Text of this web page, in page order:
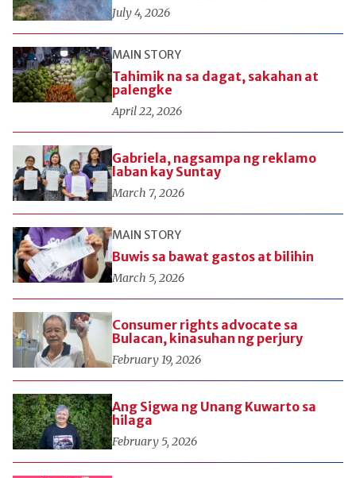
July 4, 2026
MAIN STORY
Tahimik na sa dagat, sakahan at
palengke
April 22, 2026
Gabriela, nagsampa ng reklamo
laban kay Suntay
March 7, 2026
MAIN STORY
Buwis sa bawat gastos at bilihin
March 5, 2026
Consumer rights advocate sa
Bulacan, kinasuhan ng perjury
February 19, 2026
Ang Sigwa ng Unang Kuwarto sa
hilaga
February 5, 2026